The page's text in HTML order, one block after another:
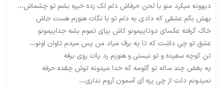
دیوونه میکرد منو با لحن حرفاش دلم لک زده خیره بشم تو چشماش،،،
بهش بگم عشقی که دادی به دلم تو با نگات هنوزم هست جاش
خاک گرفته عکسای دوتاییمونو کاش بیای تموم بشه جداییمونو
عشق تو چی داشت که تا یه برف میاد من پس میدم تاوان اونو،،،
تن کوچه سفیده و تو نیستی و هنوزم رد پات روی برفه
یه بغض چند ساله تو گلومه که خدا میدونه توش چقده حرفه
نمیدونم دلت از چی پره آی آسمون آروم نداری،،،